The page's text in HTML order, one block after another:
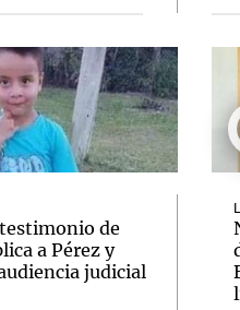
de
a Pérez y
judicial
El huracán de